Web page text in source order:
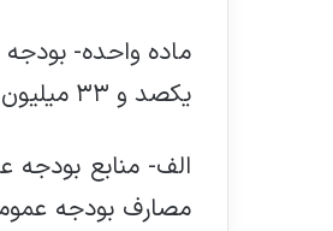
یکصد و ۳۳ میلیون و ۱۷ هزار و ۲۷۵ میلیون ریال به شرح زیر است:
الف- منابع بودجه
مصارف بودجه